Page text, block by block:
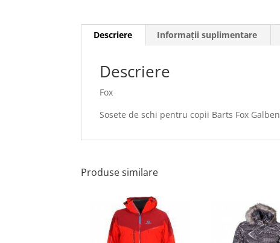
Descriere Informații suplimentare
Descriere
Fox
Sosete de schi pentru copii Barts Fox Galben
Produse similare